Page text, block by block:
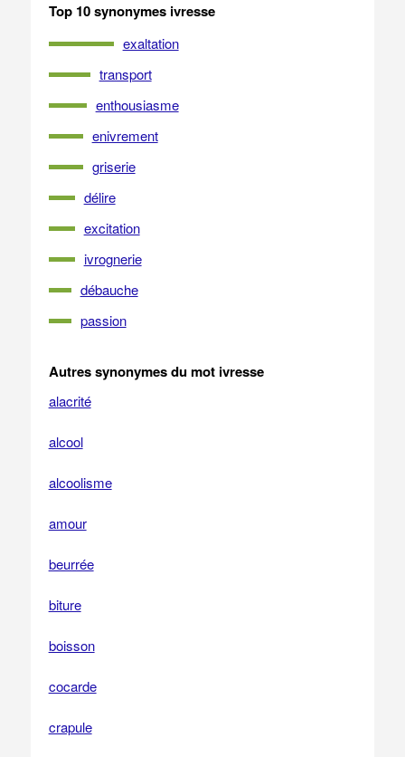
Top 10 synonymes ivresse
exaltation
transport
enthousiasme
enivrement
griserie
délire
excitation
ivrognerie
débauche
passion
Autres synonymes du mot ivresse
alacrité
alcool
alcoolisme
amour
beurrée
biture
boisson
cocarde
crapule